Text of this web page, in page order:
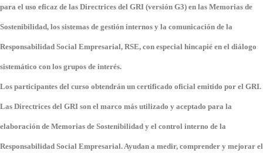
para el uso eficaz de las Directrices del GRI (versión G3) en las Memorias de
Sostenibilidad, los sistemas de gestión internos y la comunicación de la
Responsabilidad Social Empresarial, RSE, con especial hincapié en el diálogo
sistemático con los grupos de interés.
Los participantes del curso obtendrán un certificado oficial emitido por el GRI.
Las Directrices del GRI son el marco más utilizado y aceptado para la
elaboración de Memorias de Sostenibilidad y el control interno de la
Responsabilidad Social Empresarial. Ayudan a medir, comprender y mejorar el